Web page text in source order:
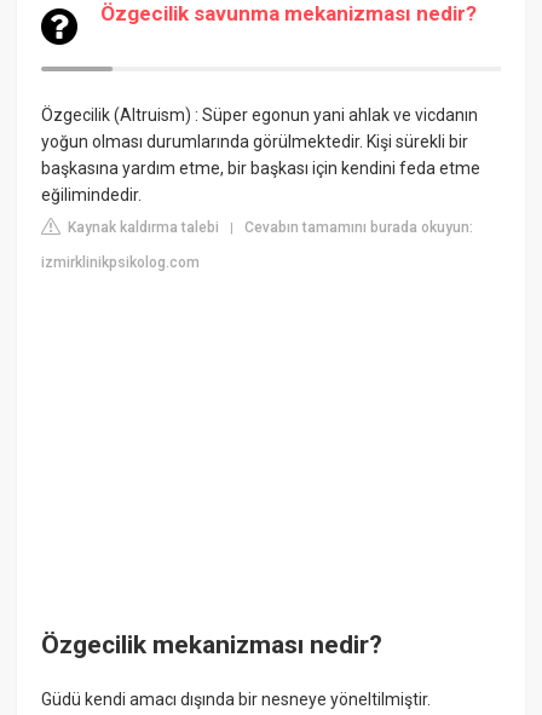
Özgecilik savunma mekanizması nedir?
Özgecilik (Altruism) : Süper egonun yani ahlak ve vicdanın
yoğun olması durumlarında görülmektedir. Kişi sürekli bir
başkasına yardım etme, bir başkası için kendini feda etme
eğilimindedir.
Kaynak kaldırma talebi |Cevabın tamamını burada okuyun:
izmirklinikpsikolog.com
Özgecilik mekanizması nedir?
Güdü kendi amacı dışında bir nesneye yöneltilmiştir.